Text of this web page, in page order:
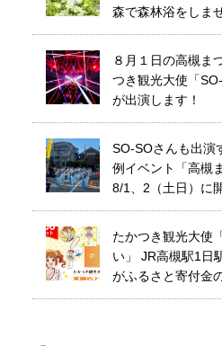
森で森林浴をしま
８月１日の高槻ま
つき観光大使「
が出演します！
SO-SOさんも出演
例イベント「高槻
8/1、2（土日）に
たかつき観光大使
い」 JR高槻駅1日
がふるさと寄付金